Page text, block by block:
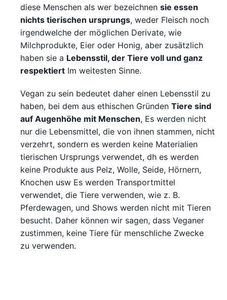
diese Menschen als wer bezeichnen sie essen
nichts tierischen ursprungs, weder Fleisch noch
irgendwelche der möglichen Derivate, wie
Milchprodukte, Eier oder Honig, aber zusätzlich
haben sie a Lebensstil, der Tiere voll und ganz
respektiert Im weitesten Sinne.
Vegan zu sein bedeutet daher einen Lebensstil zu
haben, bei dem aus ethischen Gründen Tiere sind
auf Augenhöhe mit Menschen, Es werden nicht
nur die Lebensmittel, die von ihnen stammen, nicht
verzehrt, sondern es werden keine Materialien
tierischen Ursprungs verwendet, dh es werden
keine Produkte aus Pelz, Wolle, Seide, Hörnern,
Knochen usw Es werden Transportmittel
verwendet, die Tiere verwenden, wie z. B.
Pferdewagen, und Shows werden nicht mit Tieren
besucht. Daher können wir sagen, dass Veganer
zustimmen, keine Tiere für menschliche Zwecke
zu verwenden.